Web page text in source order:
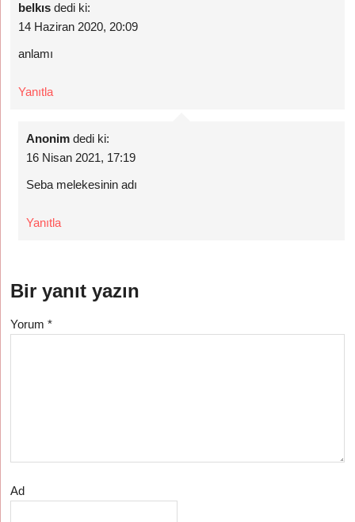
belkıs dedi ki:
14 Haziran 2020, 20:09
anlamı
Yanıtla
Anonim dedi ki:
16 Nisan 2021, 17:19
Seba melekesinin adı
Yanıtla
Bir yanıt yazın
Yorum*
Ad